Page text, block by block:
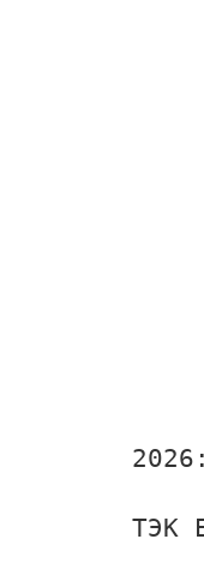
2026:
ТЭК